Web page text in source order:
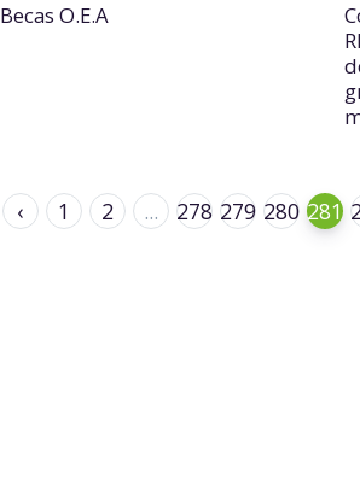
Becas O.E.A
‹ 1 2 ... 278 279 280 281